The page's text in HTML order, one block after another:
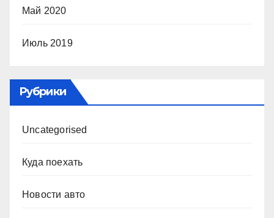
Май 2020
Июль 2019
Рубрики
Uncategorised
Куда поехать
Новости авто